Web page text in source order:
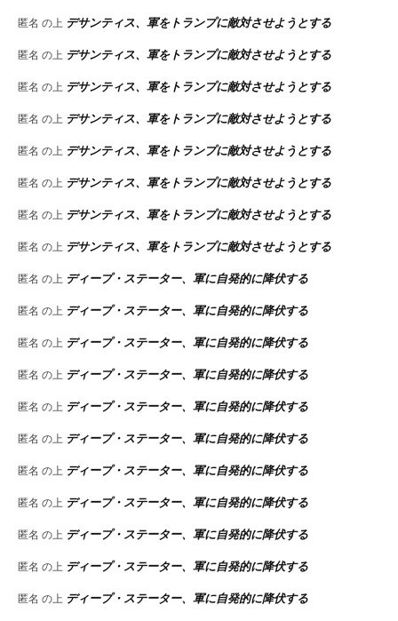
匿名 の上 デサンティス、軍をトランプに敵対させようとする
匿名 の上 デサンティス、軍をトランプに敵対させようとする
匿名 の上 デサンティス、軍をトランプに敵対させようとする
匿名 の上 デサンティス、軍をトランプに敵対させようとする
匿名 の上 デサンティス、軍をトランプに敵対させようとする
匿名 の上 デサンティス、軍をトランプに敵対させようとする
匿名 の上 デサンティス、軍をトランプに敵対させようとする
匿名 の上 デサンティス、軍をトランプに敵対させようとする
匿名 の上 ディープ・ステーター、軍に自発的に降伏する
匿名 の上 ディープ・ステーター、軍に自発的に降伏する
匿名 の上 ディープ・ステーター、軍に自発的に降伏する
匿名 の上 ディープ・ステーター、軍に自発的に降伏する
匿名 の上 ディープ・ステーター、軍に自発的に降伏する
匿名 の上 ディープ・ステーター、軍に自発的に降伏する
匿名 の上 ディープ・ステーター、軍に自発的に降伏する
匿名 の上 ディープ・ステーター、軍に自発的に降伏する
匿名 の上 ディープ・ステーター、軍に自発的に降伏する
匿名 の上 ディープ・ステーター、軍に自発的に降伏する
匿名 の上 ディープ・ステーター、軍に自発的に降伏する